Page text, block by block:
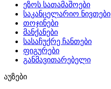
ეზოს სათამაშოები
საკანცელარიო ნივთები
თოჯინები
მანქანები
სასაჩუქრე ჩანთები
ფიგურები
განმავითარებელი
აუზები